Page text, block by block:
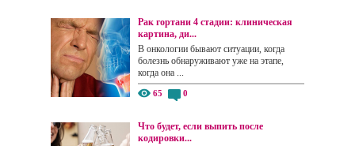
Рак гортани 4 стадии: клиническая
картина, ди...
В онкологии бывают ситуации, когда
болезнь обнаруживают уже на этапе,
когда она ...
65 0
Что будет, если выпить после
кодировки...